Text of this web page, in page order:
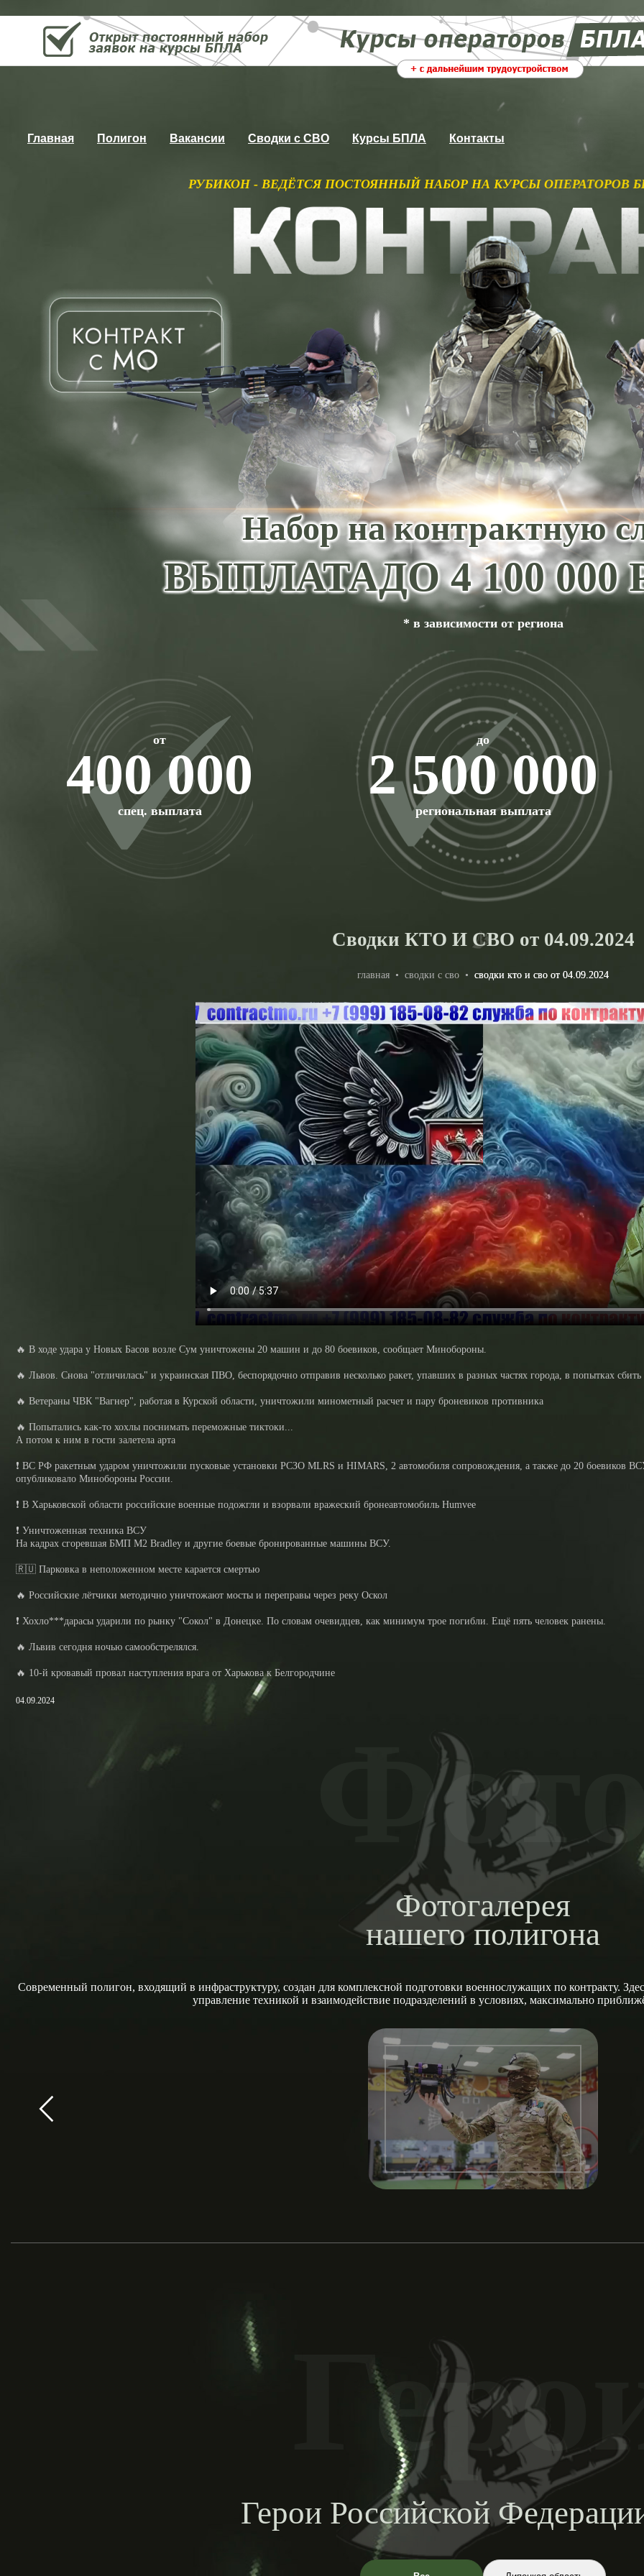
Главная Полигон Вакансии Сводки с СВО Курсы БПЛА Контакты
РУБИКОН - ВЕДЁТСЯ ПОСТОЯННЫЙ НАБОР НА КУРСЫ ОПЕРАТОРОВ БПЛА С
Набор на контрактную
ВЫПЛАТАДО 4 100
* в зависимости от региона
от
400 000
спец. выплата
до
2 500 000
региональная выплата
Сводки КТО И СВО от 04.09.2024
главная • сводки с сво • сводки кто и сво от 04.09.2024
🔥 В ходе удара у Новых Басов возле Сум уничтожены 20 машин и до 80 боевиков, сообщает Минобороны.
🔥 Львов. Снова "отличилась" и украинская ПВО, беспорядочно отправив несколько ракет, упавших в разных частях города, в попытках
🔥 Ветераны ЧВК "Вагнер", работая в Курской области, уничтожили минометный расчет и пару броневиков противника
🔥 Попытались как-то хохлы поснимать переможные тиктоки...
А потом к ним в гости залетела арта
❗️ ВС РФ ракетным ударом уничтожили пусковые установки РСЗО MLRS и HIMARS, 2 автомобиля сопровождения, а также до 20 боевиков
опубликовало Минобороны России.
❗️ В Харьковской области российские военные подожгли и взорвали вражеский бронеавтомобиль Humvee
❗️ Уничтоженная техника ВСУ
На кадрах сгоревшая БМП M2 Bradley и другие боевые бронированные машины ВСУ.
🇷🇺 Парковка в неположенном месте карается смертью
🔥 Российские лётчики методично уничтожают мосты и переправы через реку Оскол
❗️ Хохло***дарасы ударили по рынку "Сокол" в Донецке. По словам очевидцев, как минимум трое погибли. Ещё пять человек ранены.
🔥 Львив сегодня ночью самообстрелялся.
🔥 10-й кровавый провал наступления врага от Харькова к Белгородчине
04.09.2024
Фотогалерея
нашего полигона
Современный полигон, входящий в инфраструктуру, создан для комплексной подготовки военнослужащих по контракту.
управление техникой и взаимодействие подразделений в условиях, максимально
Герои Российской